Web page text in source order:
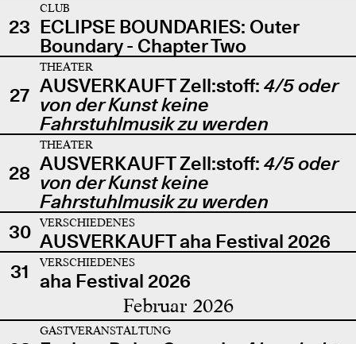
23
CLUB
ECLIPSE BOUNDARIES: Outer
Boundary - Chapter Two
27
THEATER
AUSVERKAUFT Zell:stoff: 4/5 oder
von der Kunst keine
Fahrstuhlmusik zu werden
28
THEATER
AUSVERKAUFT Zell:stoff: 4/5 oder
von der Kunst keine
Fahrstuhlmusik zu werden
30
VERSCHIEDENES
AUSVERKAUFT aha Festival 2026
31
VERSCHIEDENES
aha Festival 2026
Februar 2026
GASTVERANSTALTUNG